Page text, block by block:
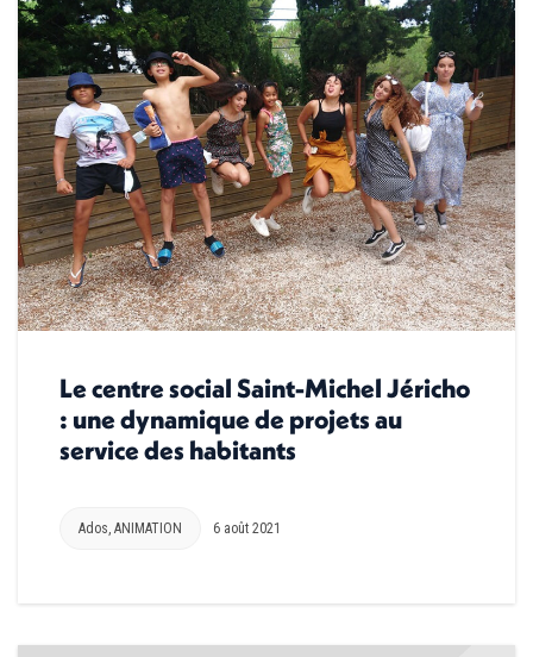
Le centre social Saint-Michel Jéricho
: une dynamique de projets au
service des habitants
Ados ANIMATION 6 août 2021